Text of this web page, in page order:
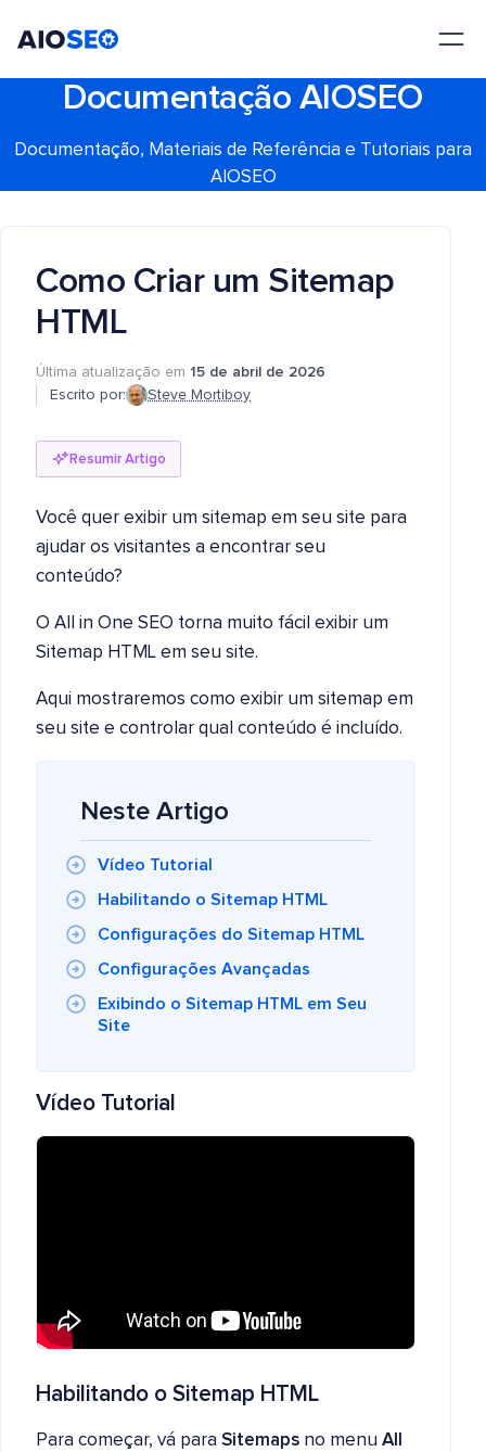
Documentação AIOSEO
Documentação, Materiais de Referência e Tutoriais para
AIOSEO
Como Criar um Sitemap
HTML
Última atualização em 15 de abril de 2026
Escrito por:
Steve Mortiboy
Resumir Artigo
Você quer exibir um sitemap em seu site para
ajudar os visitantes a encontrar seu
conteúdo?
O All in One SEO torna muito fácil exibir um
Sitemap HTML em seu site.
Aqui mostraremos como exibir um sitemap em
seu site e controlar qual conteúdo é incluído.
Neste Artigo
Vídeo Tutorial
Habilitando o Sitemap HTML
Configurações do Sitemap HTML
Configurações Avançadas
Exibindo o Sitemap HTML em Seu
Site
Vídeo Tutorial
Habilitando o Sitemap HTML
Para começar, vá para Sitemaps no menu All